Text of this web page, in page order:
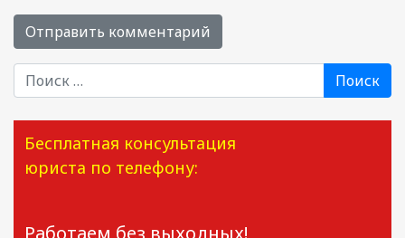
Поиск
Бесплатная консультация
юриста по телефону:
Работаем без выходных!